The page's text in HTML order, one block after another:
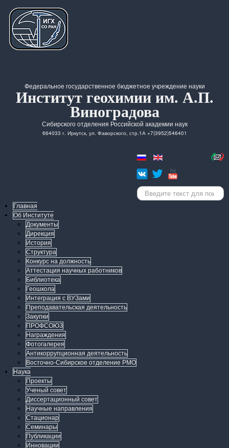
Федеральное государственное бюджетное учреждение науки
Институт геохимии им. А.П.
Виноградова
Сибирского отделения Российской академии наук
664033 г. Иркутск, ул. Фаворского, стр.1А +7(3952)546401
Искать...
Главная
Об Институте
Документы
Дирекция
История
Структура
Конкурс на должность
Аттестация научных работников
Библиотека
Геошкола
Интеграция с ВУЗами
Преподавательская деятельность
Закупки
ПРОФСОЮЗ
Награждения
Фотогалерея
Антикоррупционная деятельность
Восточно-Сибирское отделение РМО
Наука
Проекты
Ученый совет
Диссертационный совет
Научные направления
Стационар
Семинары
Публикации
Инновации